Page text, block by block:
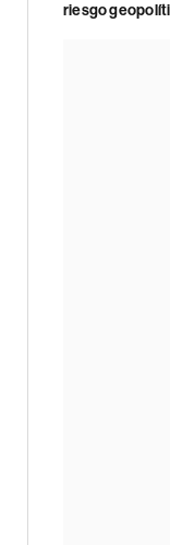
riesgo